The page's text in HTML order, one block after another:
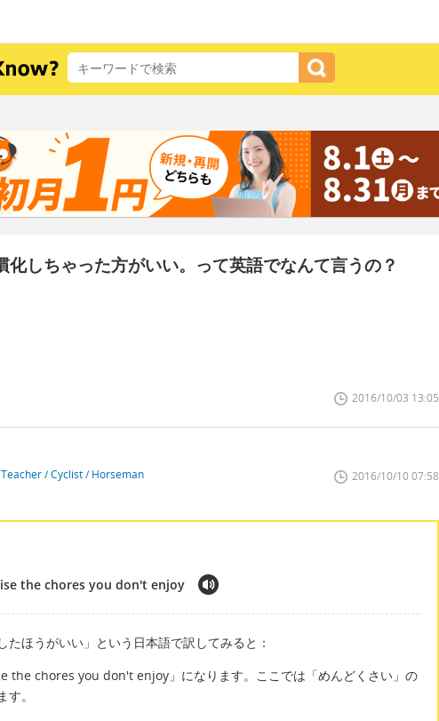
化しちゃった方がいい。って英語でなんて言うの？
2016/10/03 13:05
/ Cyclist / Horseman 2016/10/10 07:58
the chores you don't enjoy
たほうがいい」という日本語で訳してみると：
chores you don't enjoy」になります。ここでは「めんどくさい」の
。